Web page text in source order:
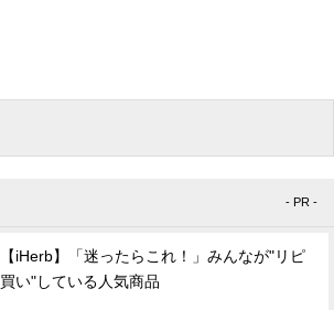
- PR -
【iHerb】「迷ったらこれ！」みんなが"リピ
買い"している人気商品